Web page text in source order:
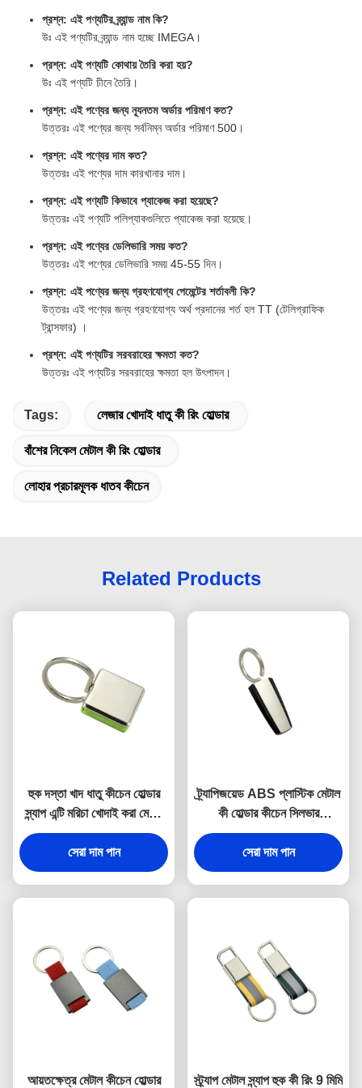
প্রশ্ন: এই পণ্যটির ব্র্যান্ড নাম কি?
উঃ এই পণ্যটির ব্র্যান্ড নাম হচ্ছে IMEGA।
প্রশ্ন: এই পণ্যটি কোথায় তৈরি করা হয়?
উঃ এই পণ্যটি চীনে তৈরি।
প্রশ্ন: এই পণ্যের জন্য ন্যূনতম অর্ডার পরিমাণ কত?
উত্তরঃ এই পণ্যের জন্য সর্বনিম্ন অর্ডার পরিমাণ 500।
প্রশ্ন: এই পণ্যের দাম কত?
উত্তরঃ এই পণ্যের দাম কারখানার দাম।
প্রশ্ন: এই পণ্যটি কিভাবে প্যাকেজ করা হয়েছে?
উত্তরঃ এই পণ্যটি পলিপ্যাকগুলিতে প্যাকেজ করা হয়েছে।
প্রশ্ন: এই পণ্যের ডেলিভারি সময় কত?
উত্তরঃ এই পণ্যের ডেলিভারি সময় 45-55 দিন।
প্রশ্ন: এই পণ্যের জন্য গ্রহণযোগ্য পেমেন্টের শর্তাবলী কি?
উত্তরঃ এই পণ্যের জন্য গ্রহণযোগ্য অর্থ প্রদানের শর্ত হল TT (টেলিগ্রাফিক
ট্রান্সফার) ।
প্রশ্ন: এই পণ্যটির সরবরাহের ক্ষমতা কত?
উত্তরঃ এই পণ্যটির সরবরাহের ক্ষমতা হল উৎপাদন।
Tags: লেজার খোদাই ধাতু কী রিং হোল্ডার
বাঁশের নিকেল মেটাল কী রিং হোল্ডার
লোহার প্রচারমূলক ধাতব কীচেন
Related Products
হুক দস্তা খাদ ধাতু কীচেন হোল্ডার
স্ন্যাপ এন্টি মরিচা খোদাই করা মেটাল
কীরিং
সেরা দাম পান
ট্র্যাপিজয়েড ABS প্লাস্টিক মেটাল
কী হোল্ডার কীচেন সিলভার
ইলেক্ট্রোপ্লেটিং
সেরা দাম পান
আয়তক্ষেত্র মেটাল কীচেন হোল্ডার
স্ট্র্যাপ মেটাল স্ন্যাপ হুক কী রিং 9 মিমি